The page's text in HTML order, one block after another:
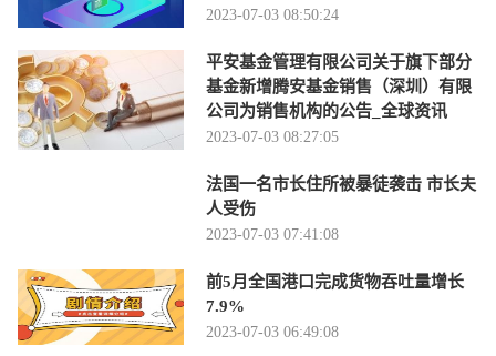
2023-07-03 08:50:24
平安基金管理有限公司关于旗下部分
基金新增腾安基金销售（深圳）有限
公司为销售机构的公告_全球资讯
2023-07-03 08:27:05
法国一名市长住所被暴徒袭击 市长夫
人受伤
2023-07-03 07:41:08
前5月全国港口完成货物吞吐量增长
7.9%
2023-07-03 06:49:08